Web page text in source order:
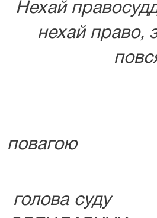
Нехай
нехай право,
повагою